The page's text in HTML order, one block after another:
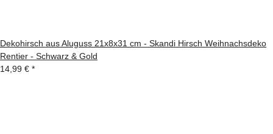
Dekohirsch aus Aluguss 21x8x31 cm - Skandi Hirsch Weihnachsdeko
Rentier - Schwarz & Gold
14,99 € *